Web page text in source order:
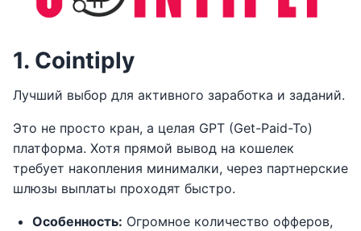
1. Cointiply
Лучший выбор для активного заработка и заданий.
Это не просто кран, а целая GPT (Get-Paid-To)
платформа. Хотя прямой вывод на кошелек
требует накопления минималки, через партнерские
шлюзы выплаты проходят быстро.
Особенность: Огромное количество офферов,